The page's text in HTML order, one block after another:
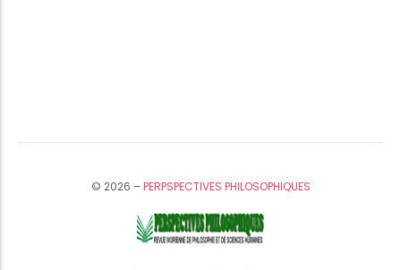
© 2026 –PERPSPECTIVES PHILOSOPHIQUES